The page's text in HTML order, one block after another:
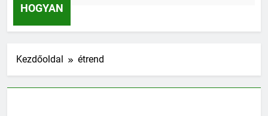
HOGYAN
Kezdőoldal étrend